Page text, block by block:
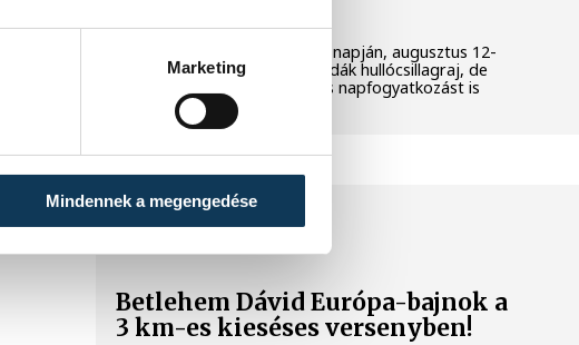
Marketing
Mindennek a megengedése
Az év legsűrűbb csillagászati napján, augusztus 12-
én éjjel tetőzik majd a Perseidák hullócsillagraj, de
ugyanezen a napon részleges napfogyatkozást is
meg lehet majd figyelni.
SPORT
Betlehem Dávid Európa-bajnok a
3 km-es kieséses versenyben!